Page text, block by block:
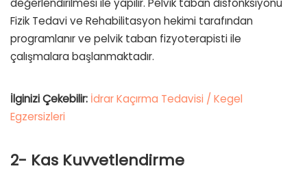
değerlendirilmesi ile yapılır. Pelvik taban disfonksiyonu
Fizik Tedavi ve Rehabilitasyon hekimi tarafından
programlanır ve pelvik taban fizyoterapisti ile
çalışmalara başlanmaktadır.
İlginizi Çekebilir: İdrar Kaçırma Tedavisi / Kegel
Egzersizleri
2- Kas Kuvvetlendirme